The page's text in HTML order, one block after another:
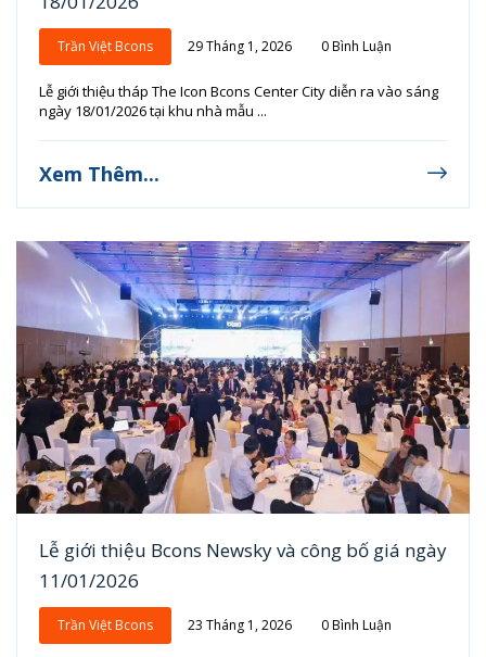
Trần Việt Bcons 29 Tháng 1, 2026 0 Bình Luận
Lễ giới thiệu tháp The Icon Bcons Center City diễn ra vào sáng
ngày 18/01/2026 tại khu nhà mẫu ...
Xem Thêm...
Lễ giới thiệu Bcons Newsky và công bố giá ngày
11/01/2026
Trần Việt Bcons 23 Tháng 1, 2026 0 Bình Luận